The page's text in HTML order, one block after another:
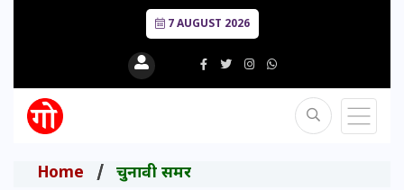
7 AUGUST 2026
Home चुनावी समर